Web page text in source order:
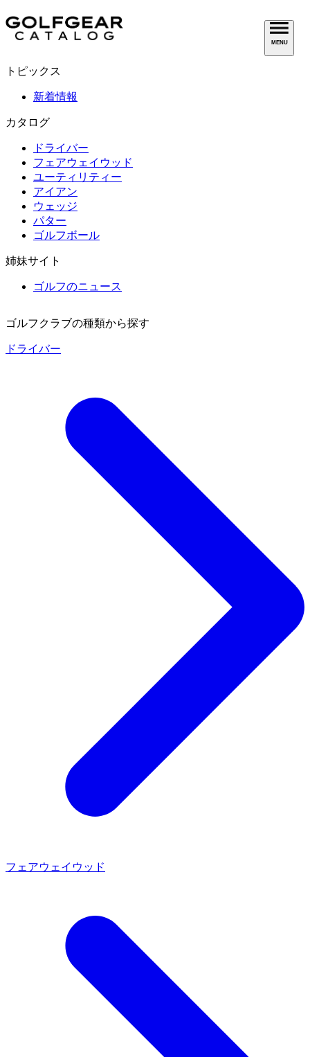
MENU
トピックス
新着情報
カタログ
ドライバー
フェアウェイウッド
ユーティリティー
アイアン
ウェッジ
パター
ゴルフボール
姉妹サイト
ゴルフのニュース
ゴルフクラブの種類から探す
ドライバー
フェアウェイウッド